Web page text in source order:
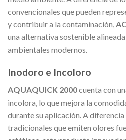
convencionales que pueden
y contribuir a la contaminación,
una alternativa sostenible
ambientales modernos.
Inodoro e Incoloro
AQUAQUICK 2000cuenta con
incolora, lo que mejora la
durante su aplicación. A
tradicionales que emiten olores